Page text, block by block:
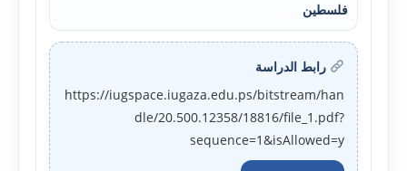
فلسطين
رابط الدراسة
https://iugspace.iugaza.edu.ps/bitstream/han
dle/20.500.12358/18816/file_1.pdf?
sequence=1&isAllowed=y